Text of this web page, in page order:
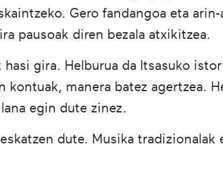
Gero fandangoa eta arin-
pausoak diren bezala atxikitzea.
gira. Helburua da Itsasuko
kontuak, manera batez agertzea.
egin dute zinez.
dute. Musika tradizionalak